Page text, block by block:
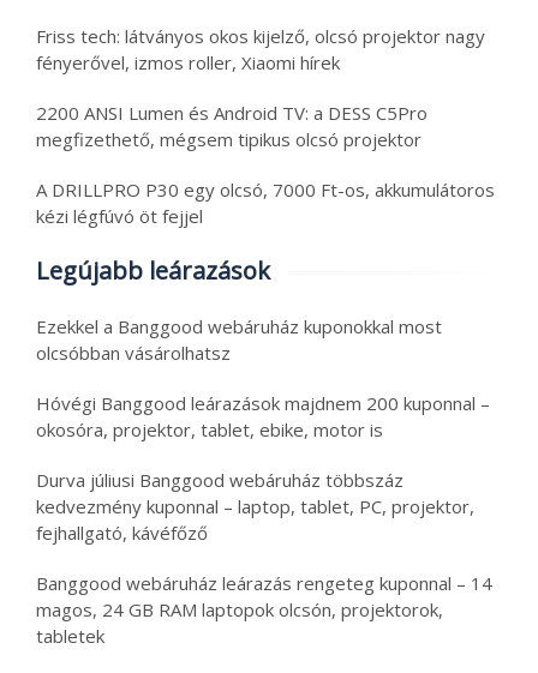
Friss tech: látványos okos kijelző, olcsó projektor nagy
fényerővel, izmos roller, Xiaomi hírek
2200 ANSI Lumen és Android TV: a DESS C5Pro
megfizethető, mégsem tipikus olcsó projektor
A DRILLPRO P30 egy olcsó, 7000 Ft-os, akkumulátoros
kézi légfúvó öt fejjel
Legújabb leárazások
Ezekkel a Banggood webáruház kuponokkal most
olcsóbban vásárolhatsz
Hóvégi Banggood leárazások majdnem 200 kuponnal –
okosóra, projektor, tablet, ebike, motor is
Durva júliusi Banggood webáruház többszáz
kedvezmény kuponnal – laptop, tablet, PC, projektor,
fejhallgató, kávéfőző
Banggood webáruház leárazás rengeteg kuponnal – 14
magos, 24 GB RAM laptopok olcsón, projektorok,
tabletek